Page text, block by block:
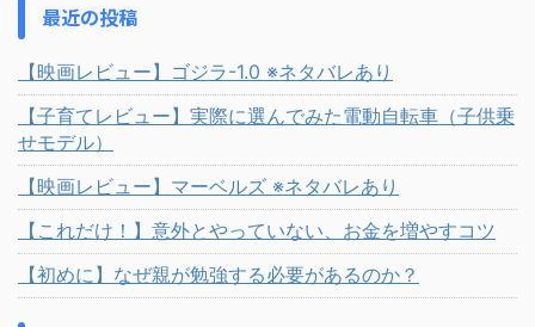
最近の投稿
【映画レビュー】ゴジラ-1.0 ※ネタバレあり
【子育てレビュー】実際に選んでみた電動自転車（子供乗
せモデル）
【映画レビュー】マーベルズ ※ネタバレあり
【これだけ！】意外とやっていない、お金を増やすコツ
【初めに】なぜ親が勉強する必要があるのか？